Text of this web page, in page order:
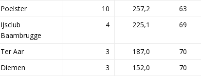
Poelster 10 257,2 63
IJsclub
Baambrugge
4 225,1 69
Ter Aar 3 187,0 70
Diemen 3 152,0 70